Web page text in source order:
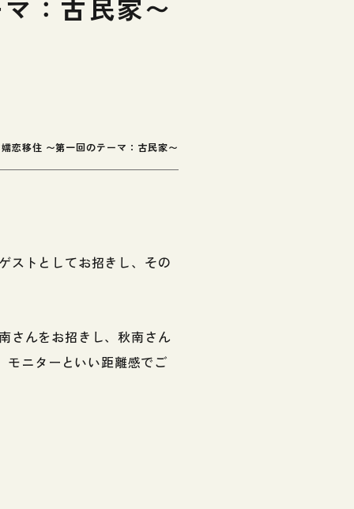
：古民家〜
恋移住 〜第一回のテーマ：古民家〜
ストとしてお招きし、その
さんをお招きし、秋南さん
モニターといい距離感でご